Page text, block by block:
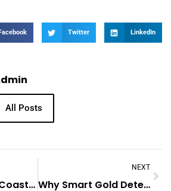
Facebook Twitter LinkedIn
All Posts
Best Boats For Coastal Cruising And Weekend Getaways
NEXT
Why Smart Gold Detection Technology Is The Future Of Prospecting